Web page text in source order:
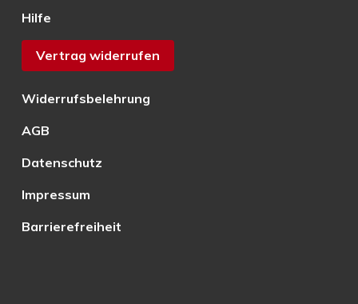
Hilfe
Vertrag widerrufen
Widerrufsbelehrung
AGB
Datenschutz
Impressum
Barrierefreiheit